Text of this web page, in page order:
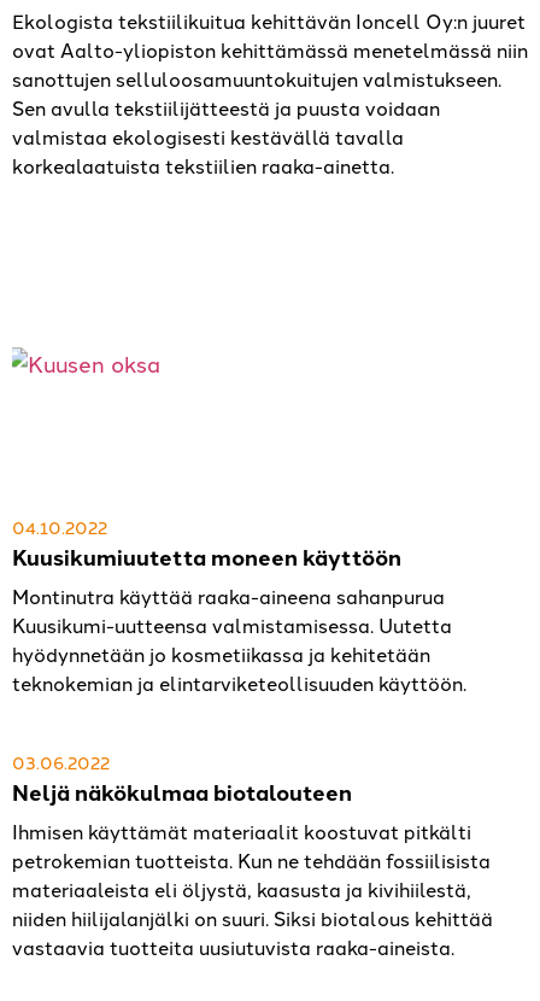
Ekologista tekstiilikuitua kehittävän Ioncell Oy:n juuret
ovat Aalto-yliopiston kehittämässä menetelmässä niin
sanottujen selluloosamuuntokuitujen valmistukseen.
Sen avulla tekstiilijätteestä ja puusta voidaan
valmistaa ekologisesti kestävällä tavalla
korkealaatuista tekstiilien raaka-ainetta.
Kuusikumiuutetta moneen käyttöön
04.10.2022
Montinutra käyttää raaka-aineena sahanpurua
Kuusikumi-uutteensa valmistamisessa. Uutetta
hyödynnetään jo kosmetiikassa ja kehitetään
teknokemian ja elintarviketeollisuuden käyttöön.
Neljä näkökulmaa biotalouteen
03.06.2022
Ihmisen käyttämät materiaalit koostuvat pitkälti
petrokemian tuotteista. Kun ne tehdään fossiilisista
materiaaleista eli öljystä, kaasusta ja kivihiilestä,
niiden hiilijalanjälki on suuri. Siksi biotalous kehittää
vastaavia tuotteita uusiutuvista raaka-aineista.